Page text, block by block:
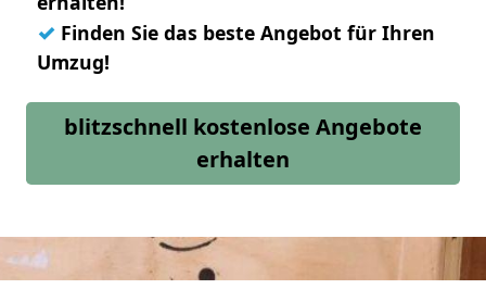
✓ Finden Sie das beste Angebot für Ihren
Umzug!
blitzschnell kostenlose Angebote
erhalten